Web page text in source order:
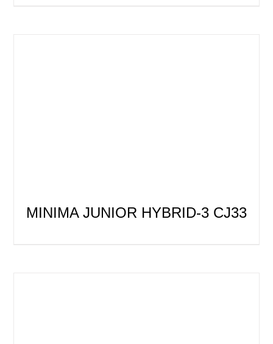
MINIMA JUNIOR HYBRID-3 CJ33